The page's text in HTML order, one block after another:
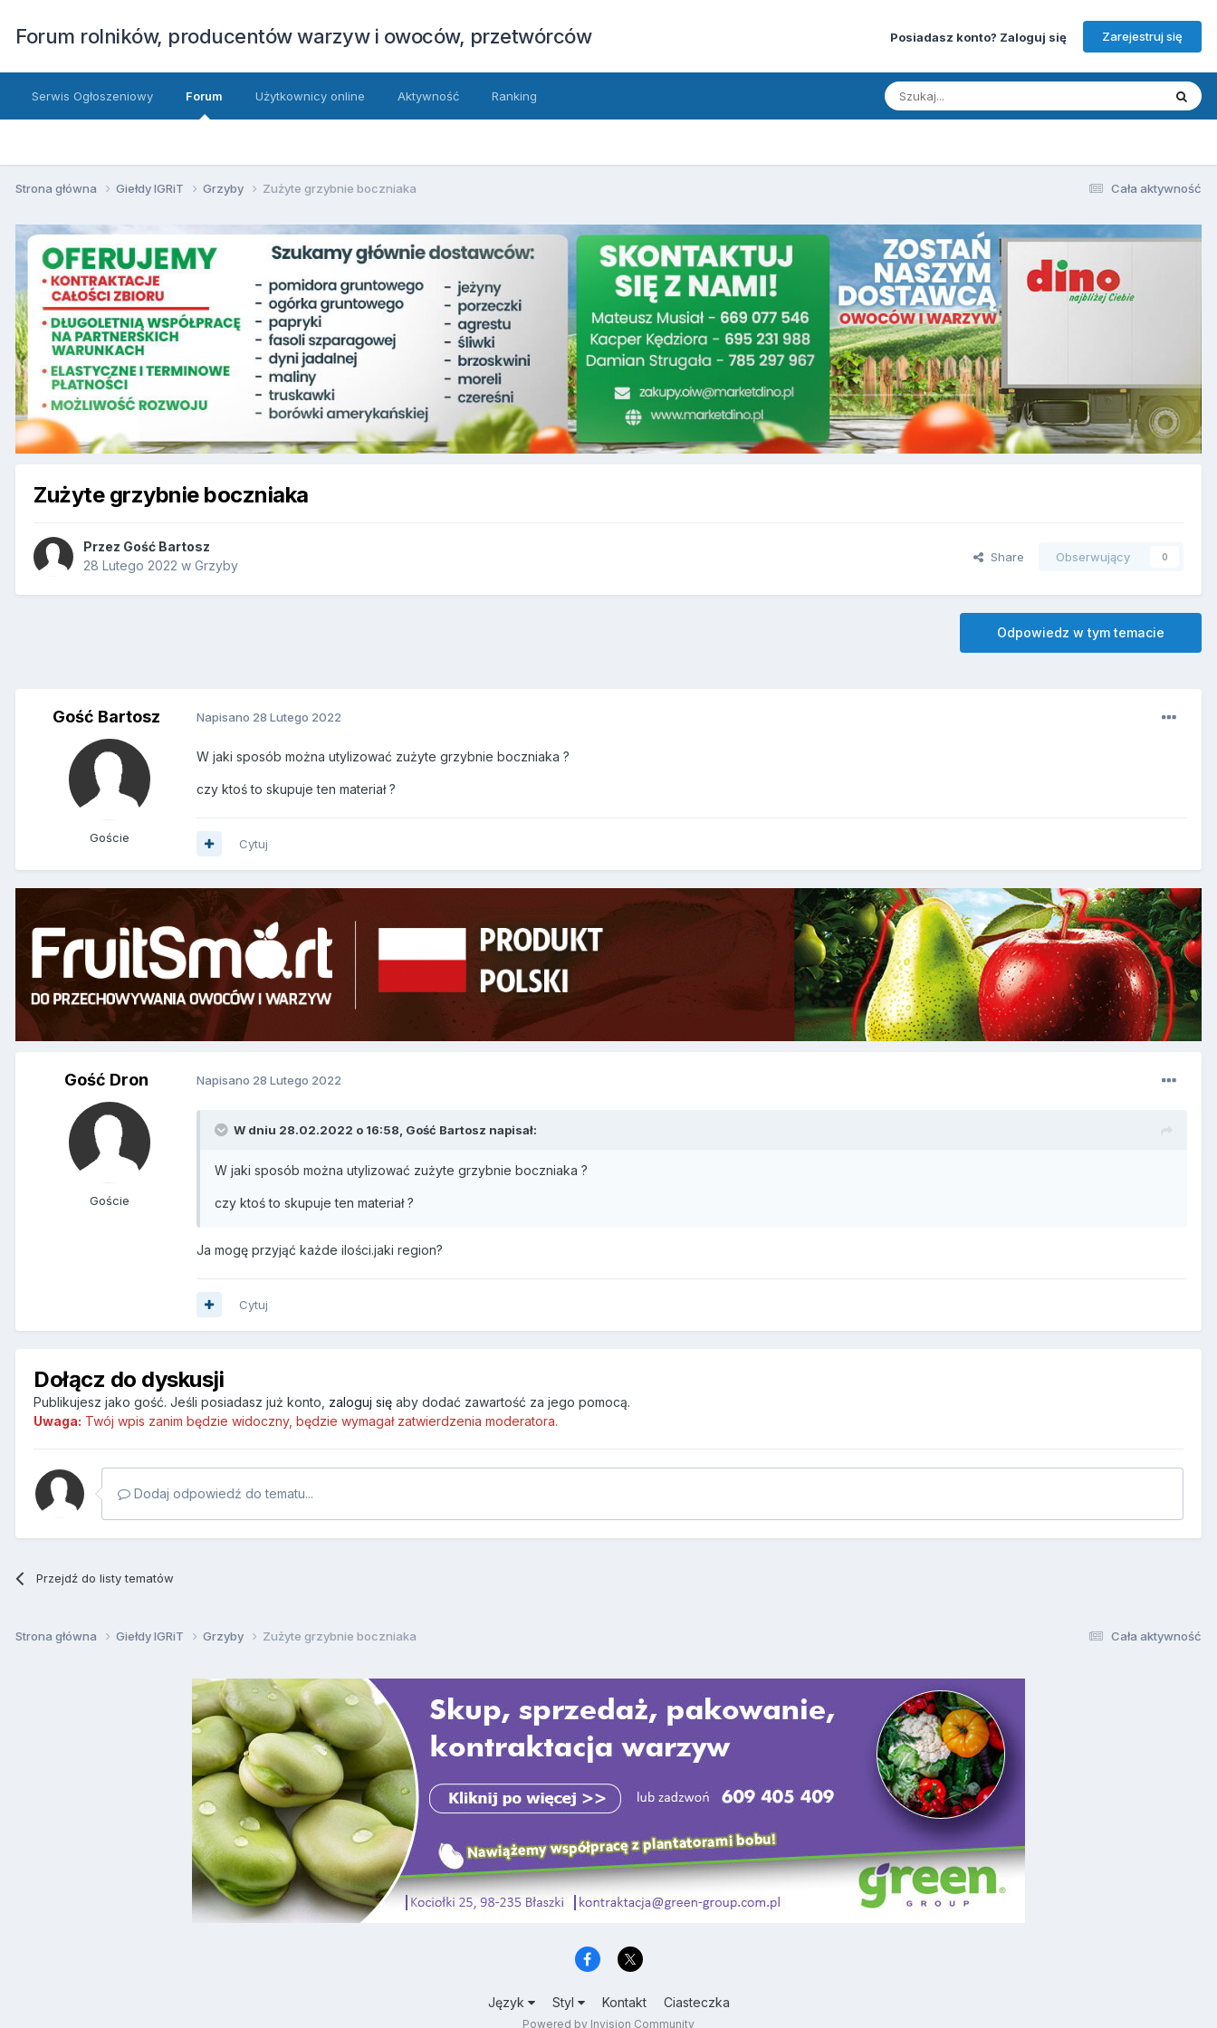
Forum rolników, producentów warzyw i owoców, przetwórców Posiadasz konto? Zaloguj się Zarejestruj się
Serwis Ogłoszeniowy Forum Użytkownicy online Aktywność Ranking
Cała aktywność
Strona główna Giełdy IGRiT Grzyby Zużyte grzybnie boczniaka
Zużyte grzybnie boczniaka
Przez Gość Bartosz
28 Lutego 2022 w Grzyby
Share Obserwujący 0
Odpowiedz w tym temacie
Gość Bartosz
Goście
Napisano 28 Lutego 2022
W jaki sposób można utylizować zużyte grzybnie boczniaka ?
czy ktoś to skupuje ten materiał ?
Cytuj
Gość Dron
Goście
Napisano 28 Lutego 2022
W dniu 28.02.2022 o 16:58, Gość Bartosz napisał:
W jaki sposób można utylizować zużyte grzybnie boczniaka ?
czy ktoś to skupuje ten materiał ?
Ja mogę przyjąć każde ilości.jaki region?
Cytuj
Dołącz do dyskusji
Publikujesz jako gość. Jeśli posiadasz już konto, zaloguj się aby dodać zawartość za jego pomocą.
Uwaga: Twój wpis zanim będzie widoczny, będzie wymagał zatwierdzenia moderatora.
Dodaj odpowiedź do tematu...
Przejdź do listy tematów
Cała aktywność
Strona główna Giełdy IGRiT Grzyby Zużyte grzybnie boczniaka
Język Styl Kontakt Ciasteczka
Powered by Invision Community